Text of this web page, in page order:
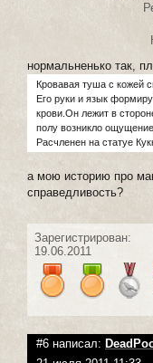
нормальненько так,
Кровавая туша с кожей
Его руки и язык
крови.Он лежит в
полу возникло
Расчленен на статуе
а мою историю про
справедливость?
Зарегистрирован:
19.06.2011
#6 написал: